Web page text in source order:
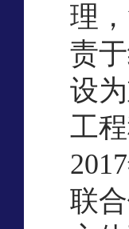
理
责
设
工
联